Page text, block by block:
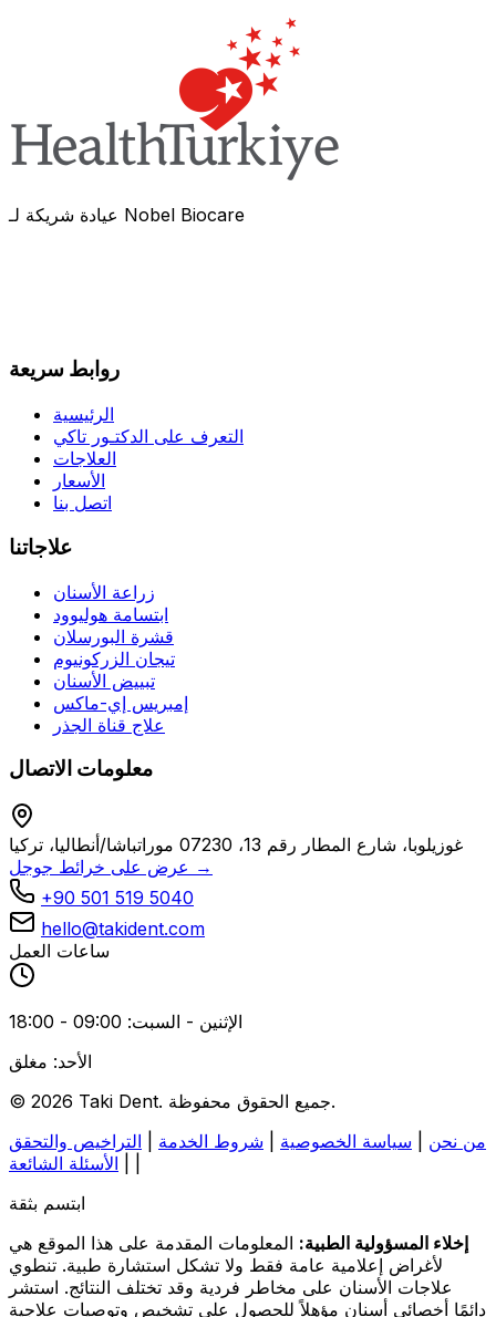
عيادة شريكة لـ Nobel Biocare
روابط سريعة
الرئيسية
التعرف على الدكتـور تاكي
العلاجات
الأسعار
اتصل بنا
علاجاتنا
زراعة الأسنان
ابتسامة هوليوود
قشرة البورسلان
تيجان الزركونيوم
تبييض الأسنان
إمبريس إي-ماكس
علاج قناة الجذر
معلومات الاتصال
غوزيلوبا، شارع المطار رقم 13، 07230 موراتباشا/أنطاليا، تركيا
عرض على خرائط جوجل →
+90 501 519 5040
hello@takident.com
ساعات العمل
الإثنين - السبت: 09:00 - 18:00
الأحد: مغلق
© 2026 Taki Dent. جميع الحقوق محفوظة.
من نحن
سياسة الخصوصية شروط الخدمة
التراخيص والتحقق
الأسئلة الشائعة
ابتسم بثقة
إخلاء المسؤولية الطبية: المعلومات المقدمة على هذا الموقع هي
لأغراض إعلامية عامة فقط ولا تشكل استشارة طبية. تنطوي
علاجات الأسنان على مخاطر فردية وقد تختلف النتائج. استشر
دائمًا أخصائي أسنان مؤهلاً للحصول على تشخيص وتوصيات علاجية